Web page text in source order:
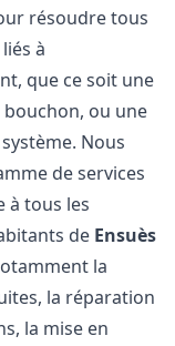
résoudre tous
à
que ce soit une
ou une
Nous
de services
à tous les
de Ensuès
la
la réparation
la mise en